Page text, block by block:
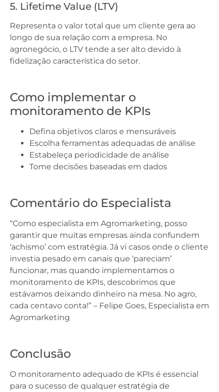
5. Lifetime Value (LTV)
Representa o valor total que um cliente gera ao
longo de sua relação com a empresa. No
agronegócio, o LTV tende a ser alto devido à
fidelização característica do setor.
Como implementar o
monitoramento de KPIs
Defina objetivos claros e mensuráveis
Escolha ferramentas adequadas de análise
Estabeleça periodicidade de análise
Tome decisões baseadas em dados
Comentário do Especialista
“Como especialista em Agromarketing, posso
garantir que muitas empresas ainda confundem
‘achismo’ com estratégia. Já vi casos onde o cliente
investia pesado em canais que ‘pareciam’
funcionar, mas quando implementamos o
monitoramento de KPIs, descobrimos que
estávamos deixando dinheiro na mesa. No agro,
cada centavo conta!” – Felipe Goes, Especialista em
Agromarketing
Conclusão
O monitoramento adequado de KPIs é essencial
para o sucesso de qualquer estratégia de